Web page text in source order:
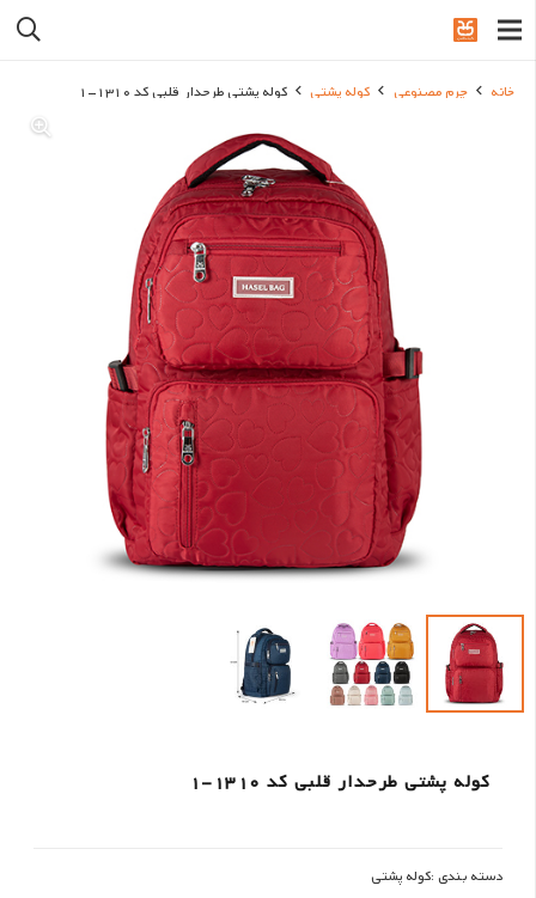
خانه چرم مصنوعی کوله پشتی کوله پشتی طرحدار قلبی کد 1310-1
کوله پشتی طرحدار قلبی کد 1310-1
دسته بندی :کوله پشتی